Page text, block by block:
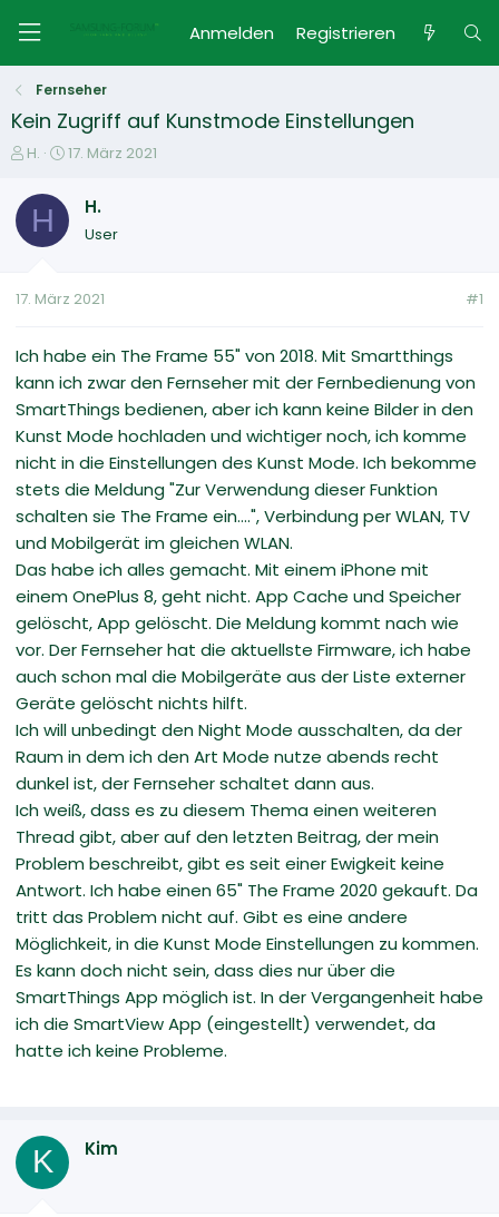
Anmelden Registrieren
Fernseher
Kein Zugriff auf Kunstmode Einstellungen
E
s
e
e
H.
E
t
t
m
17. März 2021
H H.
User
17. März 2021 #1
Ich habe ein The Frame 55" von 2018. Mit Smartthings
kann ich zwar den Fernseher mit der Fernbedienung von
SmartThings bedienen, aber ich kann keine Bilder in den
Kunst Mode hochladen und wichtiger noch, ich komme
nicht in die Einstellungen des Kunst Mode. Ich bekomme
stets die Meldung "Zur Verwendung dieser Funktion
schalten sie The Frame ein....", Verbindung per WLAN, TV
und Mobilgerät im gleichen WLAN.
Das habe ich alles gemacht. Mit einem iPhone mit
einem OnePlus 8, geht nicht. App Cache und Speicher
gelöscht, App gelöscht. Die Meldung kommt nach wie
vor. Der Fernseher hat die aktuellste Firmware, ich habe
auch schon mal die Mobilgeräte aus der Liste externer
Geräte gelöscht nichts hilft.
Ich will unbedingt den Night Mode ausschalten, da der
Raum in dem ich den Art Mode nutze abends recht
dunkel ist, der Fernseher schaltet dann aus.
Ich weiß, dass es zu diesem Thema einen weiteren
Thread gibt, aber auf den letzten Beitrag, der mein
Problem beschreibt, gibt es seit einer Ewigkeit keine
Antwort. Ich habe einen 65" The Frame 2020 gekauft. Da
tritt das Problem nicht auf. Gibt es eine andere
Möglichkeit, in die Kunst Mode Einstellungen zu kommen.
Es kann doch nicht sein, dass dies nur über die
SmartThings App möglich ist. In der Vergangenheit habe
ich die SmartView App (eingestellt) verwendet, da
hatte ich keine Probleme.
K Kim